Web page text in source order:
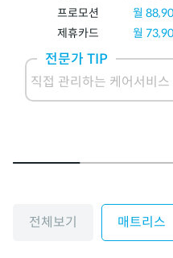
프로모션
월
제휴카드
월
전문가 TIP
직접 관리하는 케어서비
전체보기 매트리스